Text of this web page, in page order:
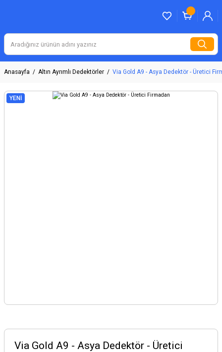
Anasayfa Altın Ayrımlı Dedektörler Via Gold A9 - Asya Dedektör - Üretici
YENİ
Via Gold A9 - Asya Dedektör - Üretici